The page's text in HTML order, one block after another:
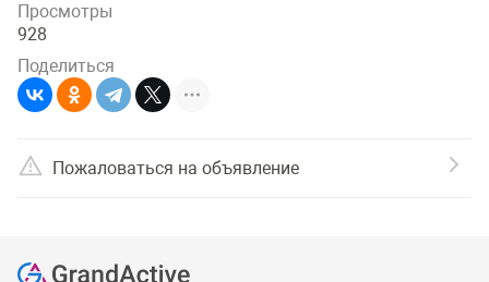
Просмотры
928
Поделиться
Пожаловаться на объявление